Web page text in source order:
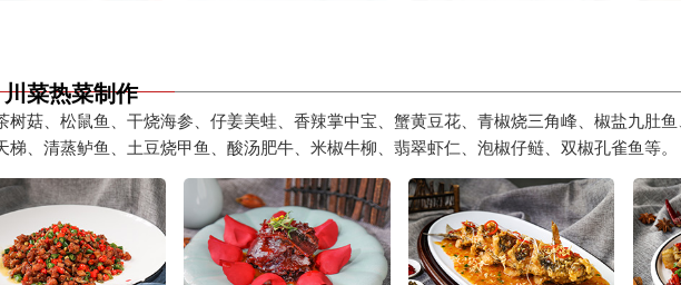
菜热菜制作
树菇、松鼠鱼、干烧海参、仔姜美蛙、香辣掌中宝、蟹黄豆花、青椒烧三角峰、椒盐九肚鱼
梯、清蒸鲈鱼、土豆烧甲鱼、酸汤肥牛、米椒牛柳、翡翠虾仁、泡椒仔鲢、双椒孔雀鱼等。